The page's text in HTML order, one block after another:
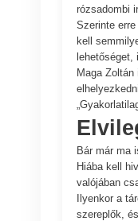
rózsadombi
Szerinte
kell
lehetőséget,
Maga
Bár már ma
Hiába kell
valójában
Ilyenkor a
szereplők,